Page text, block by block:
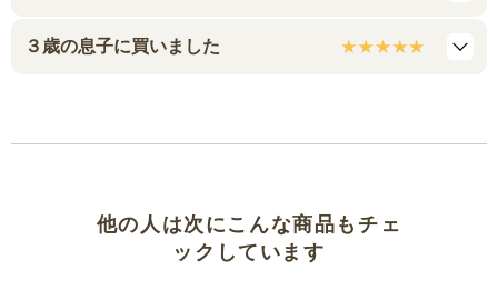
３歳の息子に買いました
他の人は次にこんな商品もチェ
ックしています